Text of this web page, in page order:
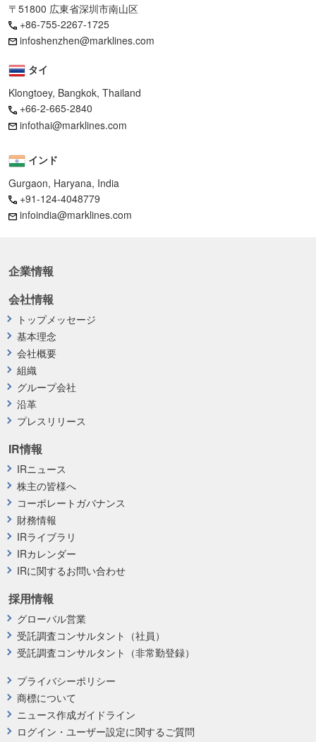
〒51800 広東省深圳市南山区
+86-755-2267-1725
infoshenzhen@marklines.com
タイ
Klongtoey, Bangkok, Thailand
+66-2-665-2840
infothai@marklines.com
インド
Gurgaon, Haryana, India
+91-124-4048779
infoindia@marklines.com
企業情報
プライバシーポリシー
商標について
ニュース作成ガイドライン
ログイン・ユーザー設定に関するご質問
採用情報
グローバル営業
受託調査コンサルタント（社員）
受託調査コンサルタント（非常勤登録）
会社情報
トップメッセージ
基本理念
会社概要
組織
グループ会社
沿革
プレスリリース
IR情報
IRニュース
株主の皆様へ
コーポレートガバナンス
財務情報
IRライブラリ
IRカレンダー
IRに関するお問い合わせ